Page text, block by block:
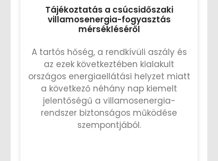
Tájékoztatás a csúcsidőszaki
villamosenergia-fogyasztás
mérsékléséről
A tartós hőség, a rendkívüli aszály és
az ezek következtében kialakult
országos energiaellátási helyzet miatt
a következő néhány nap kiemelt
jelentőségű a villamosenergia-
rendszer biztonságos működése
szempontjából.